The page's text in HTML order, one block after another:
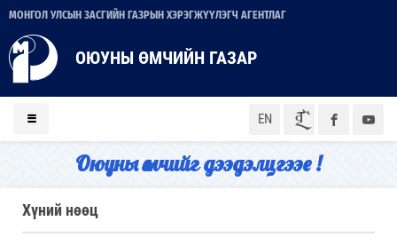
МОНГОЛ УЛСЫН ЗАСГИЙН ГАЗРЫН ХЭРЭГЖҮҮЛЭГЧ АГЕНТЛАГ
ОЮУНЫ ӨМЧИЙН ГАЗАР
EN ᠮᠣᠨ
Оюуны өмчийг дээдэлцгээе !
Хүний нөөц